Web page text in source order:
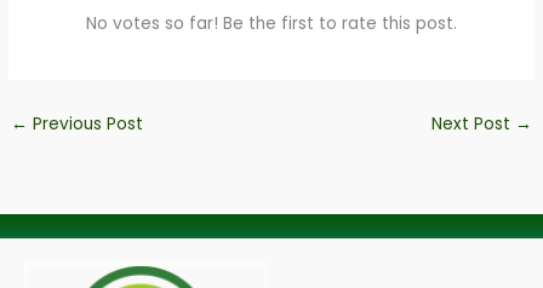
No votes so far! Be the first to rate this post.
← Previous Post Next Post →